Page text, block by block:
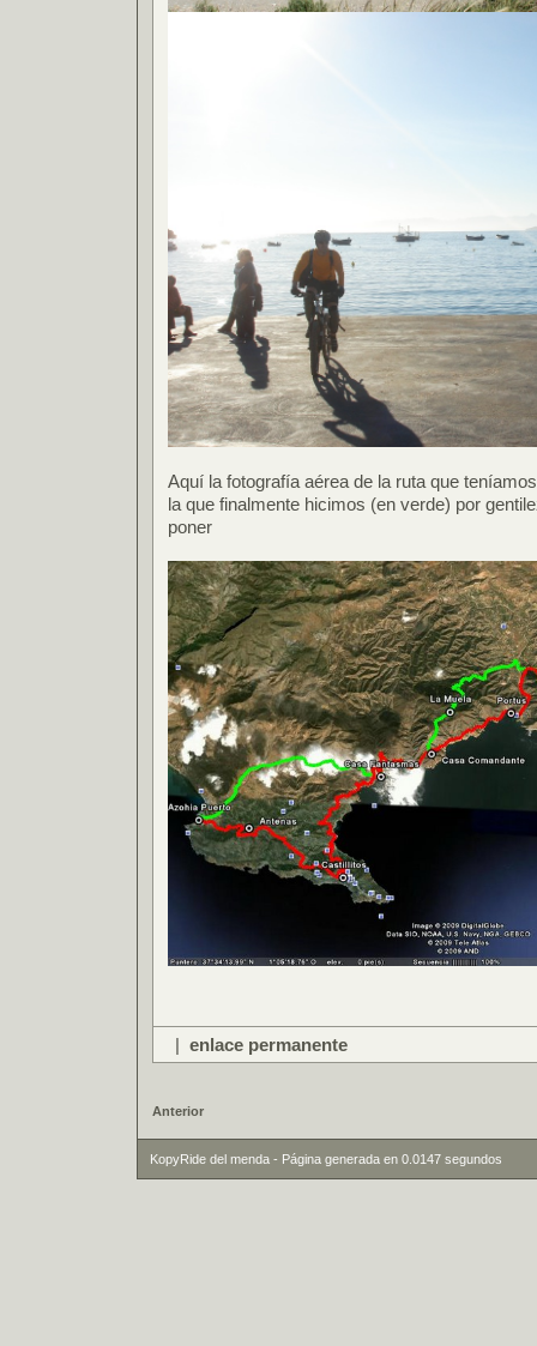
Aquí la fotografía aérea de la ruta que
la que finalmente hicimos (en verde) por
poner
| enlace permanente
Anterior
KopyRide del menda - Página generada en 0.0147 segundos